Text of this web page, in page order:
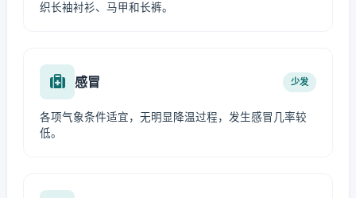
织长袖衬衫、马甲和长裤。
感冒 少发
各项气象条件适宜，无明显降温过程，发生感冒几率较
低。